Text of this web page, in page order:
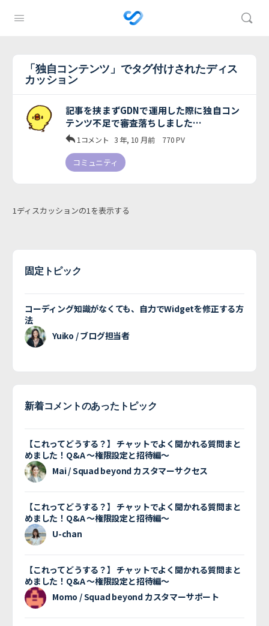
「独自コンテンツ」でタグ付けされたディス
カッション
記事を挟まずGDNで運用した際に独自コン
テンツ不足で審査落ちしました…
1コメント 3 年, 10 月前 770PV
コミュニティ
1ディスカッションの1を表示する
固定トピック
コーディング知識がなくても、自力でWidgetを修正する方
法
Yuiko / ブログ担当者
新着コメントのあったトピック
【これってどうする？】 チャットでよく聞かれる質問まと
めました！Q&A 〜権限設定と招待編〜
Mai / Squad beyond カスタマーサクセス
【これってどうする？】 チャットでよく聞かれる質問まと
めました！Q&A 〜権限設定と招待編〜
U-chan
【これってどうする？】 チャットでよく聞かれる質問まと
めました！Q&A 〜権限設定と招待編〜
Momo / Squad beyond カスタマーサポート